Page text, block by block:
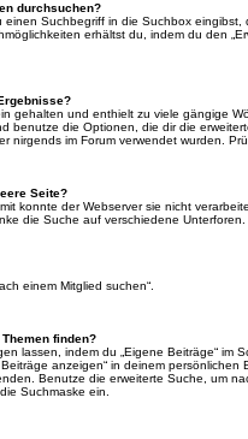
durchsuchen?
Suchbegriff in die Suchbox eingibst,
erhältst du, indem du den
gehalten und enthielt zu viele gängige
benutze die Optionen, die dir die
nirgends im Forum verwendet wurden.
Seite?
konnte der Webserver sie nicht
die Suche auf verschiedene Unterforen.
einem Mitglied suchen“.
finden?
lassen, indem du „Eigene Beiträge“ im
anzeigen“ in deinem persönlichen
Benutze die erweiterte Suche, um
Suchmaske ein.